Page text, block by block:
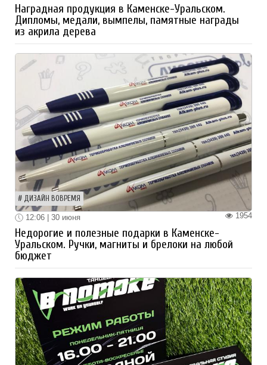
Наградная продукция в Каменске-Уральском.
Дипломы, медали, вымпелы, памятные награды
из акрила дерева
ДИЗАЙН ВОВРЕМЯ
1954
12:06 | 30 июня
Недорогие и полезные подарки в Каменске-
Уральском. Ручки, магниты и брелоки на любой
бюджет